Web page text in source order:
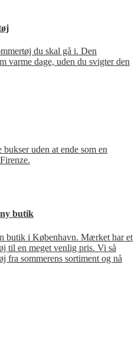
du skal gå i. Den
varme dage, uden du svigter den
uden at ende som en
butik
butik i København. Mærket har et
til en meget venlig pris. Vi så
fra sommerens sortiment og nå